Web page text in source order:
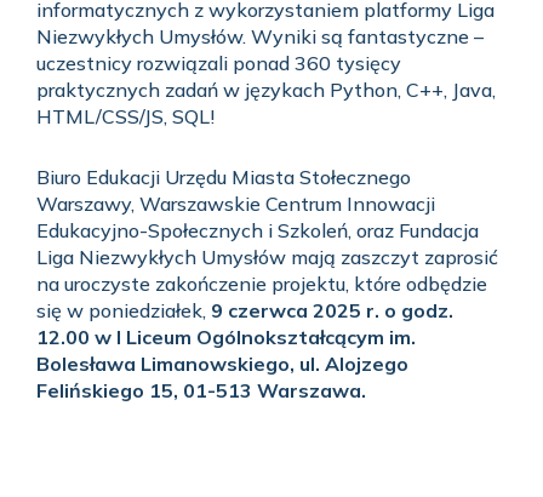
informatycznych z wykorzystaniem platformy Liga
Niezwykłych Umysłów. Wyniki są fantastyczne –
uczestnicy rozwiązali ponad 360 tysięcy
praktycznych zadań w językach Python, C++, Java,
HTML/CSS/JS, SQL!
Biuro Edukacji Urzędu Miasta Stołecznego
Warszawy, Warszawskie Centrum Innowacji
Edukacyjno-Społecznych i Szkoleń, oraz Fundacja
Liga Niezwykłych Umysłów mają zaszczyt zaprosić
na uroczyste zakończenie projektu, które odbędzie
się w poniedziałek, 9 czerwca 2025 r. o godz.
12.00 w I Liceum Ogólnokształcącym im.
Bolesława Limanowskiego, ul. Alojzego
Felińskiego 15, 01-513 Warszawa.